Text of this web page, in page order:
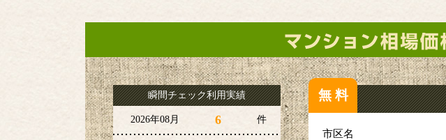
瞬間チェック利用実績
2026年08月 6 件
無料
市区名